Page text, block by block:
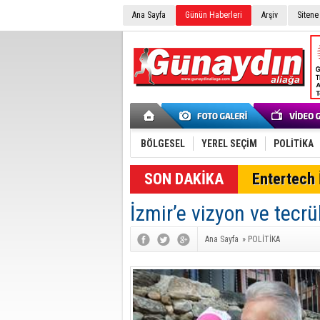
Ana Sayfa Günün Haberleri Arşiv
BÖLGESEL YEREL SEÇİM POLİTİKA
SON DAKİKA Entertech
İzmir’e vizyon ve
Ana Sayfa » POLİTİKA